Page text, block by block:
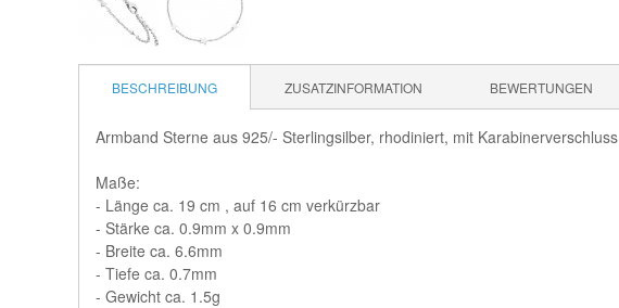
BESCHREIBUNG ZUSATZINFORMATION BEWERTUNGEN
Armband Sterne aus 925/- Sterlingsilber, rhodiniert, mit Karabinerverschluss
Maße:
- Länge ca. 19 cm , auf 16 cm verkürzbar
- Stärke ca. 0.9mm x 0.9mm
- Breite ca. 6.6mm
- Tiefe ca. 0.7mm
- Gewicht ca. 1.5g